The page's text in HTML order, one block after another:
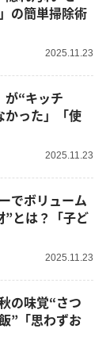
の簡単掃除術
2025.11.23
が“キッチ
かった」「使
2025.11.23
でボリューム
”とは？「子ど
2025.11.23
の味覚“さつ
”「思わずお